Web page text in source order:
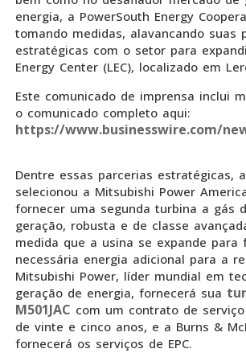
energia, a PowerSouth Energy
tomando medidas, alavancando suas
estratégicas com o setor para
Energy Center (LEC), localizado em
Este comunicado de imprensa inclui
o comunicado completo aqui:
https://www.businesswire.com/
Dentre essas parcerias estratégicas,
selecionou a Mitsubishi Power
fornecer uma segunda turbina a gás
geração, robusta e de classe
medida que a usina se expande para
necessária energia adicional para a
Mitsubishi Power, líder mundial em
geração de energia, fornecerá sua
M501JAC com um contrato de
de vinte e cinco anos, e a Burns &
fornecerá os serviços de EPC.